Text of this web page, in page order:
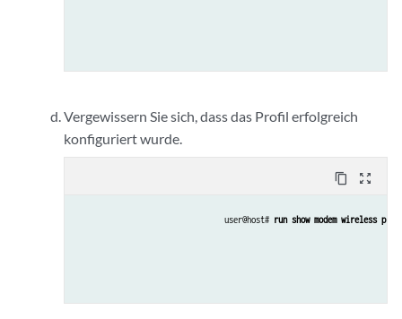
Vergewissern Sie sich, dass das Profil erfolgreich
konfiguriert wurde.
content_copy zoom_out_map
user@host# run show modem wireless